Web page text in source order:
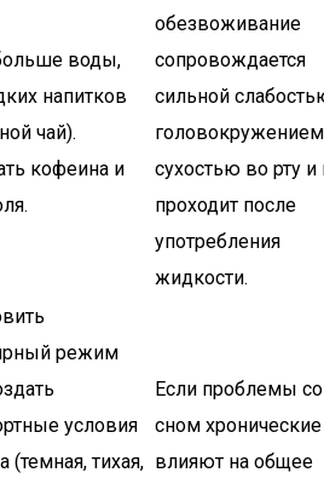
воды,
напитков
чай).
кофеина и
обезвоживание
сопровождается
сильной
сухостью во рту и
проходит после
употребления
жидкости.
режим
условия
(темная, тихая,
Если проблемы со
сном
влияют на общее